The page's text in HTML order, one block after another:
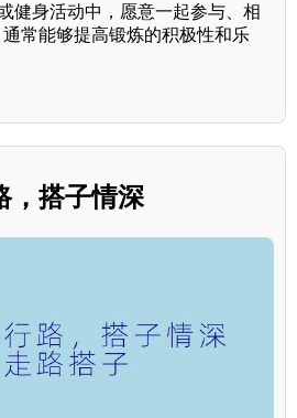
健身活动中，愿意一起参与、相
常能够提高锻炼的积极性和乐
，搭子情深